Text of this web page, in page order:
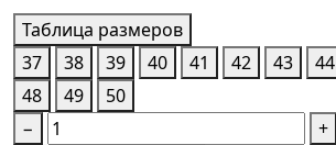
Таблица размеров
37
38 39 40 41 42 43 44
48
49
50
−
+